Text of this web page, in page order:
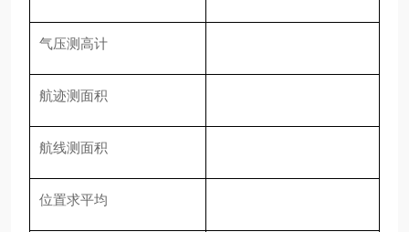
气压测高计
航迹测面积
航线测面积
位置求平均